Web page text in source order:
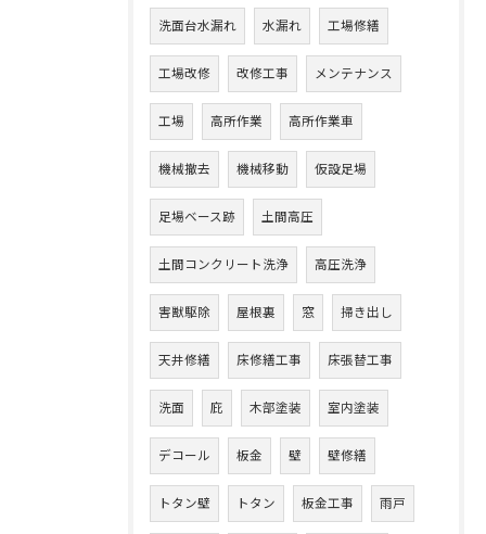
洗面台水漏れ 水漏れ 工場修繕
工場改修 改修工事 メンテナンス
工場 高所作業 高所作業車
機械撤去 機械移動 仮設足場
足場ベース跡 土間高圧
土間コンクリート洗浄 高圧洗浄
害獣駆除 屋根裏 窓 掃き出し
天井修繕 床修繕工事 床張替工事
洗面 庇 木部塗装 室内塗装
デコール 板金 壁 壁修繕
トタン壁 トタン 板金工事 雨戸